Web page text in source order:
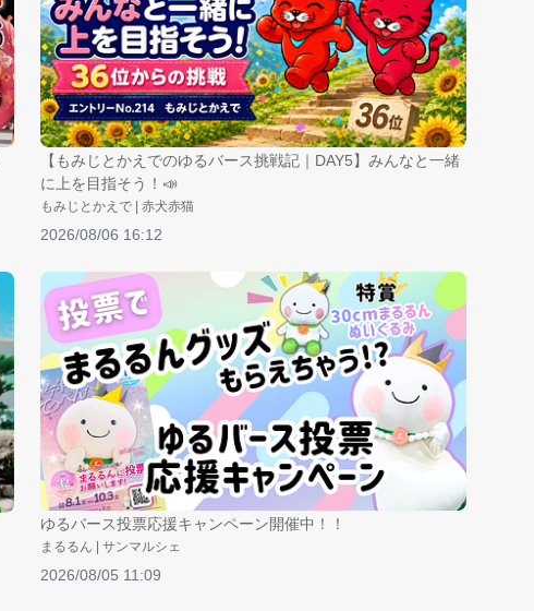
【もみじとかえでのゆるバース挑戦記｜DAY5】みんなと一緒
に上を目指そう！📣
もみじとかえで | 赤犬赤猫
2026/08/06 16:12
ゆるバース投票応援キャンペーン開催中！！
まるるん | サンマルシェ
2026/08/05 11:09